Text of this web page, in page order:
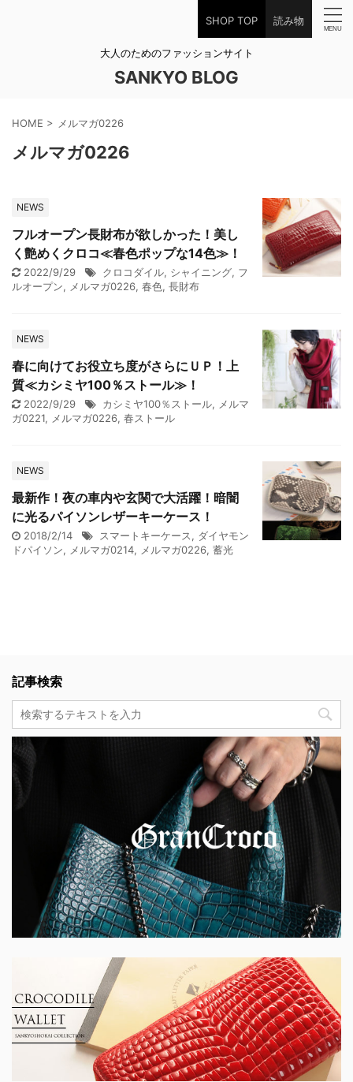
SHOP TOP 読み物
大人のためのファッションサイト
SANKYO BLOG
HOME > メルマガ0226
メルマガ0226
NEWS
フルオープン長財布が欲しかった！美し
く艶めくクロコ≪春色ポップな14色≫！
2022/9/29 クロコダイル, シャイニング, フ
ルオープン, メルマガ0226, 春色, 長財布
NEWS
春に向けてお役立ち度がさらにＵＰ！上
質≪カシミヤ100％ストール≫！
2022/9/29 カシミヤ100％ストール, メルマ
ガ0221, メルマガ0226, 春ストール
NEWS
最新作！夜の車内や玄関で大活躍！暗闇
に光るパイソンレザーキーケース！
2018/2/14 スマートキーケース, ダイヤモン
ドパイソン, メルマガ0214, メルマガ0226, 蓄光
記事検索